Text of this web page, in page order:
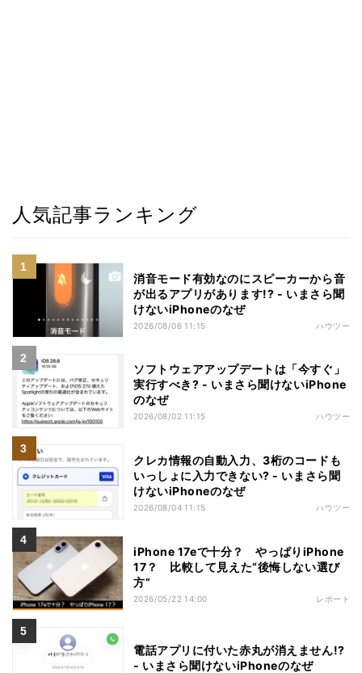
人気記事ランキング
消音モード有効なのにスピーカーから音
が出るアプリがあります!? - いまさら聞
けないiPhoneのなぜ
2026/08/06 11:15 ハウツー
ソフトウェアアップデートは「今すぐ」
実行すべき? - いまさら聞けないiPhone
のなぜ
2026/08/02 11:15 ハウツー
クレカ情報の自動入力、3桁のコードも
いっしょに入力できない? - いまさら聞
けないiPhoneのなぜ
2026/08/04 11:15 ハウツー
iPhone 17eで十分？ やっぱりiPhone
17？ 比較して見えた“後悔しない選び
方”
2026/05/22 14:00 レポート
電話アプリに付いた赤丸が消えません!?
- いまさら聞けないiPhoneのなぜ